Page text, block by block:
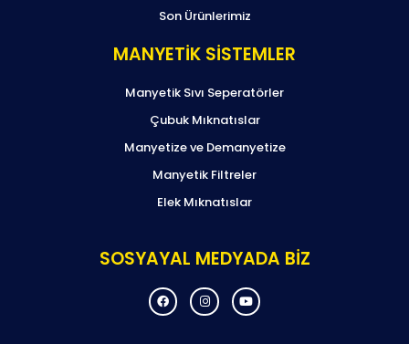
Son Ürünlerimiz
MANYETİK SİSTEMLER
Manyetik Sıvı Seperatörler
Çubuk Mıknatıslar
Manyetize ve Demanyetize
Manyetik Filtreler
Elek Mıknatıslar
SOSYAYAL MEDYADA BİZ
F
a
c
I
n
s
Y
o
u